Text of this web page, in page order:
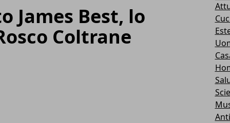
James Best, lo
Coltrane